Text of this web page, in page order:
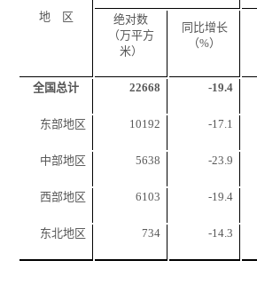
地 区
绝对数
（万平方
米）
同比增长
（%）
全国总计 22668 -19.4
东部地区 10192 -17.1
中部地区 5638 -23.9
西部地区 6103 -19.4
东北地区 734 -14.3